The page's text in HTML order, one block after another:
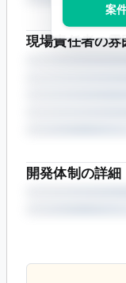
現場責任者の雰
開発体制の詳細
案